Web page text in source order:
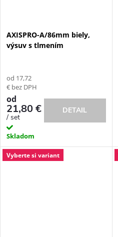
AXISPRO-A/86mm biely,
výsuv s tlmením
od 17,72
€ bez DPH
od
21,80 €
/ set
Skladom
DETAIL
Vyberte si variant